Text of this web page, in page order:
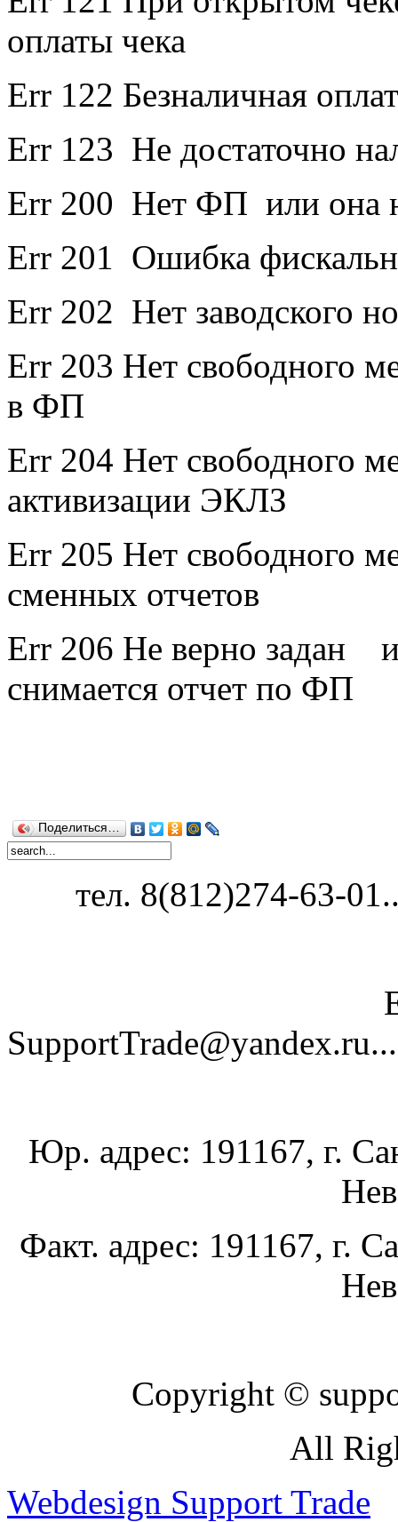
оплаты чека
Err 122 Безналичная
Err 123 Не достаточно
Err 200 Нет ФП или она
Err 201 Ошибка
Err 202 Нет заводского
Err 203 Нет свободного
в ФП
Err 204 Нет свободного
активизации ЭКЛЗ
Err 205 Нет свободного
сменных отчетов
Err 206 Не верно задан
снимается отчет по ФП
Поделиться…
тел. 8(812)274-63-
Юр. адрес: 191167, г.
Факт. адрес: 191167, г.
Copyright ©
All
Webdesign Support Trade